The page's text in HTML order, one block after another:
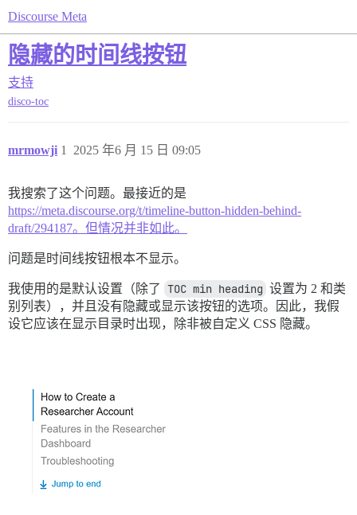
Discourse Meta
隐藏的时间线按钮
支持
disco-toc
mrmowji 2025 年6 月 15 日 09:05
1
我搜索了这个问题。最接近的是
https://meta.discourse.org/t/timeline-button-hidden-behind-
draft/294187。但情况并非如此。
问题是时间线按钮根本不显示。
我使用的是默认设置（除了 TOC min heading 设置为 2 和类
别列表），并且没有隐藏或显示该按钮的选项。因此，我假
设它应该在显示目录时出现，除非被自定义 CSS 隐藏。